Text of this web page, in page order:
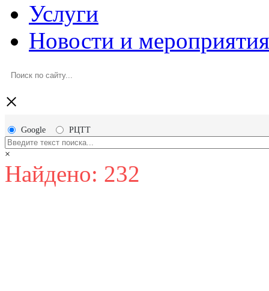
Услуги
Новости и мероприятия
×
Google РЦТТ
×
Найдено: 232